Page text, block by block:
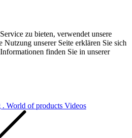
zu bieten, verwendet unsere
unserer Seite erklären Sie sich
finden Sie in unserer
. World of products Videos